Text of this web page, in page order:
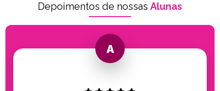
Depoimentos de nossas Alunas